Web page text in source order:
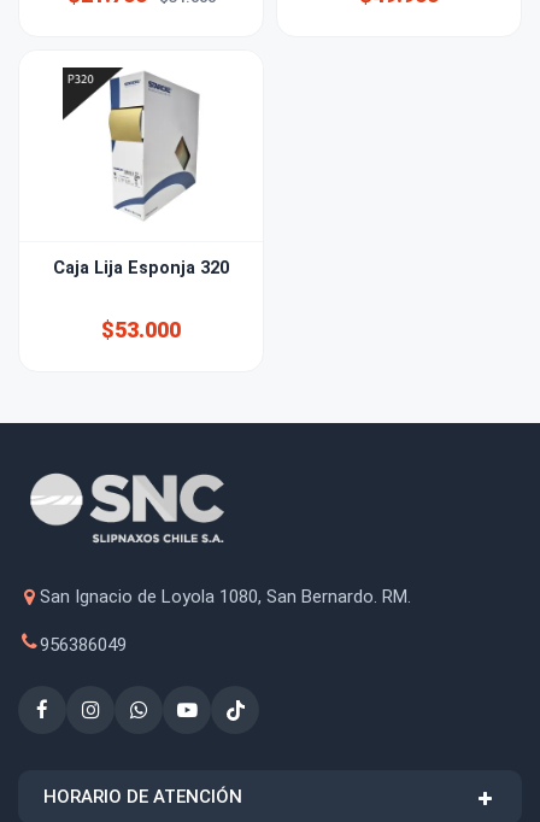
Caja Lija Esponja 320
$53.000
San Ignacio de Loyola 1080, San Bernardo. RM.
956386049
HORARIO DE ATENCIÓN